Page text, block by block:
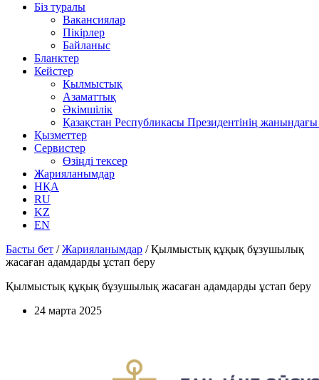
Біз туралы
Вакансиялар
Пікірлер
Байланыс
Бланктер
Кейстер
Қылмыстық
Азаматтық
Әкімшілік
Қазақстан Республикасы Президентінің
Қызметтер
Сервистер
Өзіңді тексер
Жарияланымдар
НҚА
RU
KZ
EN
Басты бет /Жарияланымдар /Қылмыстық құқық бұзушылық
жасаған адамдарды ұстап беру
Қылмыстық құқық бұзушылық жасаған адамдарды ұстап беру
24 марта 2025